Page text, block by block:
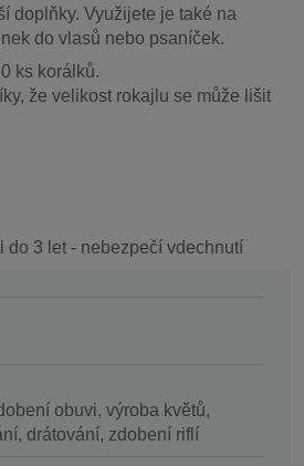
doplňky. Využijete je také na
do vlasů nebo psaníček.
ks korálků.
že velikost rokajlu se může lišit
do 3 let - nebezpečí vdechnutí
obuvi, výroba květů,
drátování, zdobení riflí